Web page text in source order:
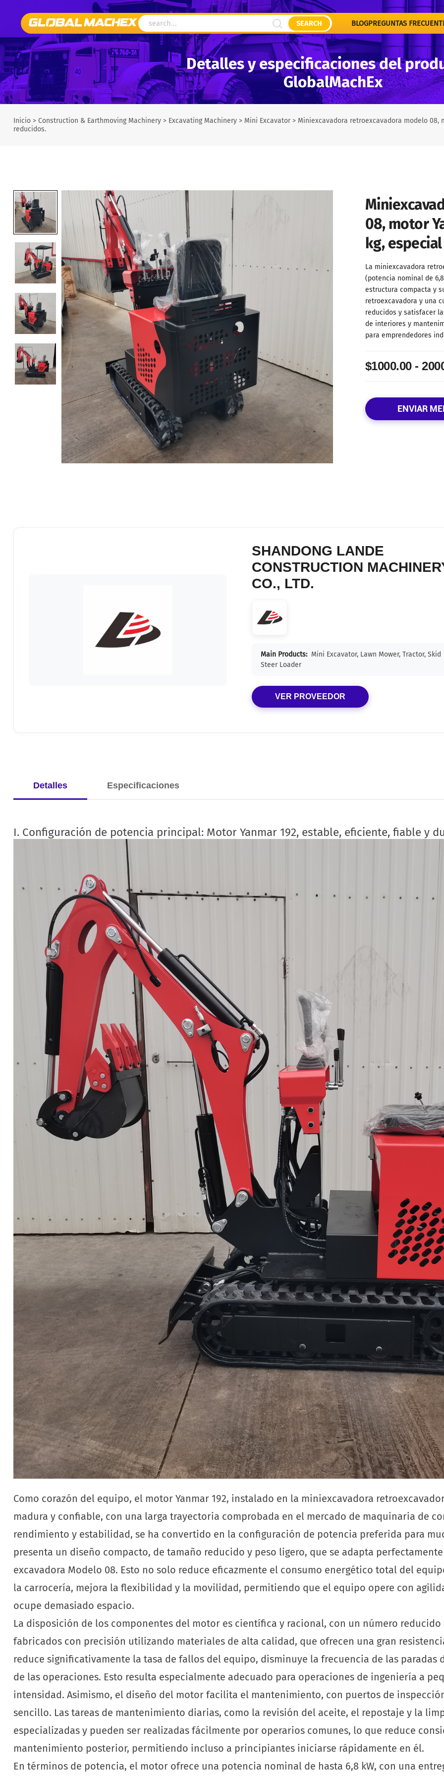
SEARCH BLOGPREGUNTAS
Detalles y especificaciones del
GlobalMachEx
Inicio> Construction & Earthmoving Machinery> Excavating Machinery> Mini Excavator> Miniexcavadora retroexcavadora modelo 08,
reducidos.
08, motor
kg,
La miniexcavadora
(potencia nominal de
estructura compacta y
retroexcavadora y una
reducidos y satisfacer
de interiores y
para emprendedores
$1000.00 -
ENVIAR
SHANDONG LANDE
CONSTRUCTION
CO., LTD.
Main Products: Mini Excavator, Lawn Mower, Tractor, Skid
Steer Loader
VER PROVEEDOR
Detalles Especificaciones
I. Configuración de potencia principal: Motor Yanmar 192, estable, eficiente, fiable y
Como corazón del equipo, el motor Yanmar 192, instalado en la miniexcavadora
madura y confiable, con una larga trayectoria comprobada en el mercado de maquinaria de
rendimiento y estabilidad, se ha convertido en la configuración de potencia preferida para
presenta un diseño compacto, de tamaño reducido y peso ligero, que se adapta
excavadora Modelo 08. Esto no solo reduce eficazmente el consumo energético total del
la carrocería, mejora la flexibilidad y la movilidad, permitiendo que el equipo opere con
ocupe demasiado espacio.
La disposición de los componentes del motor es científica y racional, con un número
fabricados con precisión utilizando materiales de alta calidad, que ofrecen una gran
reduce significativamente la tasa de fallos del equipo, disminuye la frecuencia de las
de las operaciones. Esto resulta especialmente adecuado para operaciones de ingeniería a
intensidad. Asimismo, el diseño del motor facilita el mantenimiento, con puertos de
sencillo. Las tareas de mantenimiento diarias, como la revisión del aceite, el repostaje y la
especializadas y pueden ser realizadas fácilmente por operarios comunes, lo que reduce
mantenimiento posterior, permitiendo incluso a principiantes iniciarse rápidamente en él.
En términos de potencia, el motor ofrece una potencia nominal de hasta 6,8 kW, con una